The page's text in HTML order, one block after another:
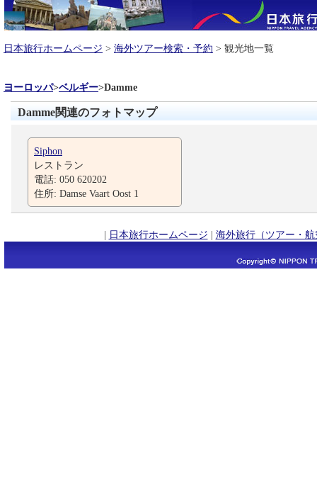
日本旅行ホームページ > 海外ツアー検索・予約 > 観光地一覧
ヨーロッパ>ベルギー>Damme
Damme関連のフォトマップ
Siphon
レストラン
電話: 050 620202
住所: Damse Vaart Oost 1
| 日本旅行ホームページ | 海外旅行（ツアー・航